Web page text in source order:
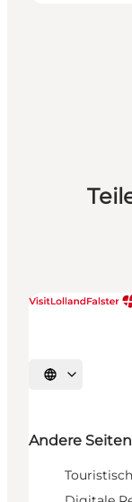
Sprache
Andere Seiten